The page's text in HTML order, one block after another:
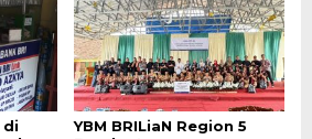
di
YBM BRILiaN Region 5